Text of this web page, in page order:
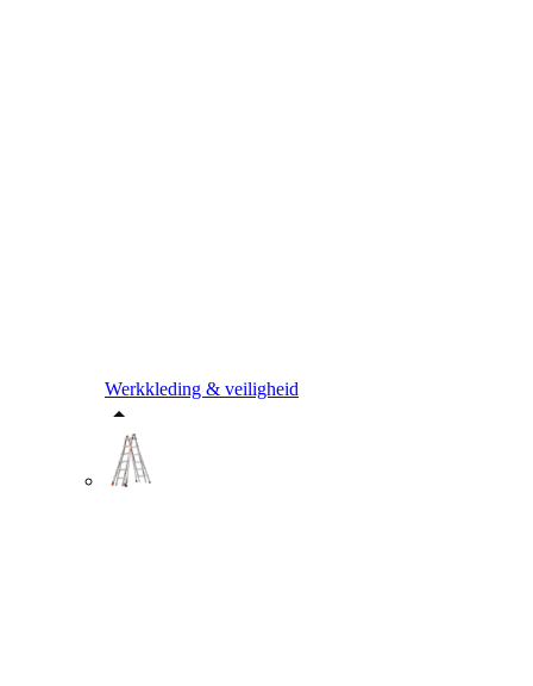
Werkkleding & veiligheid